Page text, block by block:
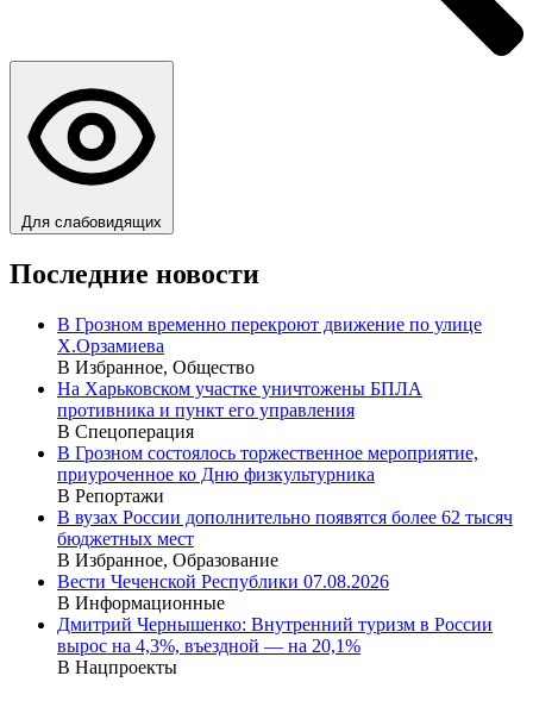
Для слабовидящих
Последние новости
В Грозном временно перекроют движение по улице
Х.Орзамиева
В Избранное, Общество
На Харьковском участке уничтожены БПЛА
противника и пункт его управления
В Спецоперация
В Грозном состоялось торжественное мероприятие,
приуроченное ко Дню физкультурника
В Репортажи
В вузах России дополнительно появятся более 62 тысяч
бюджетных мест
В Избранное, Образование
Вести Чеченской Республики 07.08.2026
В Информационные
Дмитрий Чернышенко: Внутренний туризм в России
вырос на 4,3%, въездной — на 20,1%
В Нацпроекты